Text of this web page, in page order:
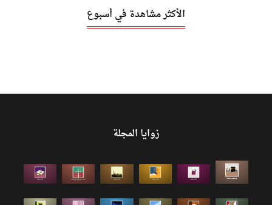
الأكثر مشاهدة في أسبوع
زوايا المجلة